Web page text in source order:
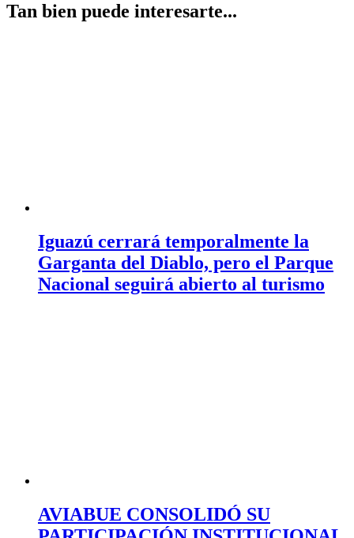
Tan bien puede interesarte...
Iguazú cerrará temporalmente la
Garganta del Diablo, pero el Parque
Nacional seguirá abierto al turismo
AVIABUE CONSOLIDÓ SU